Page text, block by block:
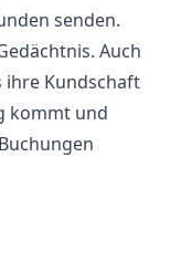
senden.
Auch
ihre Kundschaft
kommt und